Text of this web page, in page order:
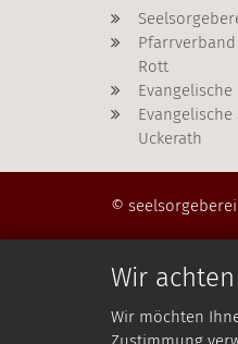
Wir
Wir möchten
Rott
Uckerath
©